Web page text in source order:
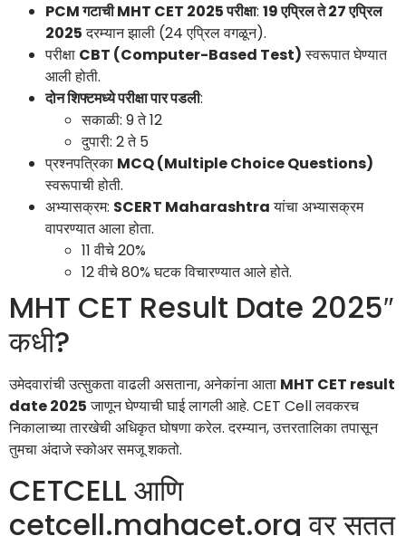
PCM गटाची MHT CET 2025 परीक्षा: 19 एप्रिल ते 27 एप्रिल
2025दरम्यान झाली (24 एप्रिल वगळून).
परीक्षा CBT (Computer-Based Test)स्वरूपात घेण्यात
आली होती.
दोन शिफ्टमध्ये परीक्षा पार पडली:
सकाळी: 9 ते 12
दुपारी: 2 ते 5
प्रश्नपत्रिका MCQ (Multiple Choice Questions)
स्वरूपाची होती.
अभ्यासक्रम: SCERT Maharashtraयांचा अभ्यासक्रम
वापरण्यात आला होता.
11 वीचे 20%
12 वीचे 80% घटक विचारण्यात आले होते.
MHT CET Result Date 2025″
कधी?
उमेदवारांची उत्सुकता वाढली असताना, अनेकांना आता MHT CET result
date 2025जाणून घेण्याची घाई लागली आहे. CET Cell लवकरच
निकालाच्या तारखेची अधिकृत घोषणा करेल. दरम्यान, उत्तरतालिका तपासून
तुमचा अंदाजे स्कोअर समजू शकतो.
CETCELL आणि
cetcell.mahacet.org वर सतत